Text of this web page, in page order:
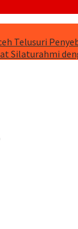
Telusuri
Silaturahmi